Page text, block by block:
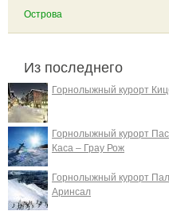
Острова
Из последнего
Горнолыжный курорт
Горнолыжный курорт
Каса – Грау Рож
Горнолыжный курорт
Аринсал